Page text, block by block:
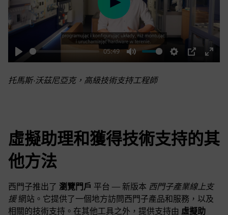
Play
05:49
Mute Settings
PIP
Enter
Play
托馬斯·沃茲尼亞克，高級技術支持工程師
虛擬助理和獲得技術支持的其
他方法
西門子推出了 瀏覽門戶 平台 — 新版本 西門子產業線上支
援網站。它提供了一個地方訪問西門子產品和服務，以及
相關的技術支持。在其他工具之外，提供支持由 虛擬助